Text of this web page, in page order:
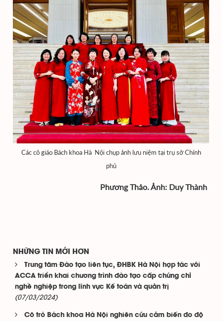
Các cô giáo Bách khoa Hà Nội chụp ảnh lưu niệm tại trụ sở Chính
phủ
Phương Thảo. Ảnh: Duy Thành
NHỮNG TIN MỚI HƠN
Trung tâm Đào tạo liên tục, ĐHBK Hà Nội hợp tác với
ACCA triển khai chương trình đào tạo cấp chứng chỉ
nghề nghiệp trong lĩnh vực Kế toán và quản trị
(07/03/2024)
Cô trò Bách khoa Hà Nội nghiên cứu cảm biến đo độ